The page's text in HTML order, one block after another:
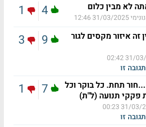
לא מבין כלום
31/03/2025 12:46
4
1
זה איזור מקסים לגור
31/03/
זו
9
3
תחת. כל בוקר וכל
פקקי תנועה (ל"ת)
31/03/
זו
7
1